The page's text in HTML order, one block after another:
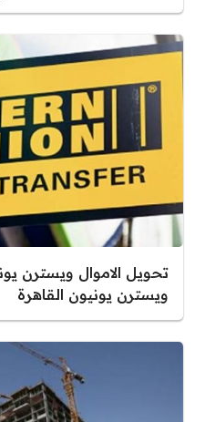
تحويل الاموال ويسترن
ويسترن يونيون القاهرة